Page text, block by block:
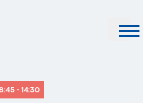
- 14:30